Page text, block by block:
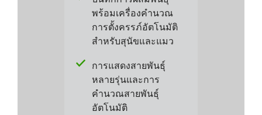
พร้อมเครื่องคำนวณ
การตั้งครรภ์อัตโนมัติ
สำหรับสุนัขและแมว
การแสดงสายพันธุ์
หลายรุ่นและการ
คำนวณสายพันธุ์
อัตโนมัติ